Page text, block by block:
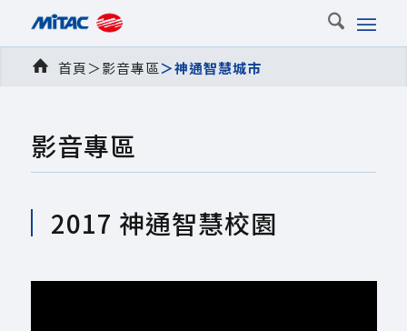
首頁＞影音專區＞神通智慧城市
影音專區
2017 神通智慧校園